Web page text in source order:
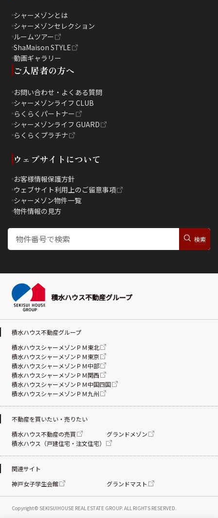
シャーメゾンとは
シャーメゾンセレクション
ルームツアー
ShaMaison STYLE
動画ギャラリー
ご入居者の方へ
お問い合わせ・よくある質問
シャーメゾンライフ CLUB
らくらくパートナー
シャーメゾンライフ GUARD
らくらくプラチナ
ウェブサイトについて
お客様情報保護方針
ウェブサイト利用上のご留意事項
シャーメゾン物件一覧
物件情報の見方
積水ハウス不動産グループ
Copyright© SEKISUIHOUSE REAL ESTATE GROUP. ALL RIGHTS RESERVED.
積水ハウス不動産グループ
積水ハウスシャーメゾンＰＭ東北
積水ハウスシャーメゾンＰＭ東京
積水ハウスシャーメゾンＰＭ中部
積水ハウスシャーメゾンＰＭ関西
積水ハウスシャーメゾンＰＭ中国四国
積水ハウスシャーメゾンＰＭ九州
不動産を買いたい・売りたい
積水ハウス不動産の売買
グランドメゾン
積水ハウス（戸建住宅・注文住宅）
関連サイト
神戸女子学生会館
グランドマスト